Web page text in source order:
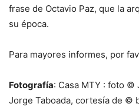
frase de Octavio Paz, que la
su época.
Para mayores informes, por
Fotografía: Casa MTY : foto ©
Jorge Taboada, cortesía de ©